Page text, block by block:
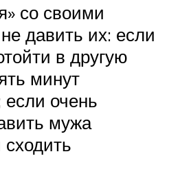
со своими
давить их: если
в другую
минут
очень
мужа